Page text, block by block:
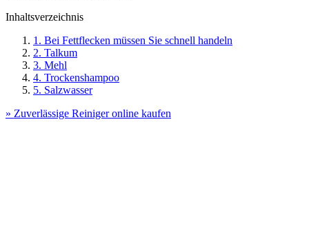
Inhaltsverzeichnis
1. Bei Fettflecken müssen Sie schnell handeln
2. Talkum
3. Mehl
4. Trockenshampoo
5. Salzwasser
» Zuverlässige Reiniger online kaufen